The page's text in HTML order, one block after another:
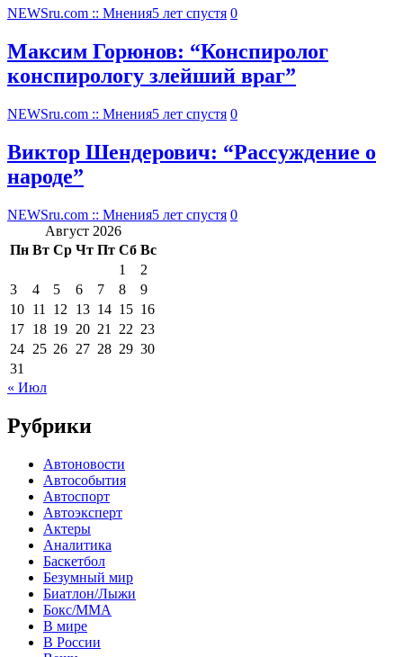
NEWSru.com :: Мнения5 лет спустя 0
Максим Горюнов: “Конспиролог
конспирологу злейший враг”
NEWSru.com :: Мнения5 лет спустя 0
Виктор Шендерович: “Рассуждение о
народе”
NEWSru.com :: Мнения5 лет спустя 0
Август 2026
Пн Вт Ср Чт Пт Сб Вс
1
2
3
4 5 6 7 8
9
10 11 12 13 14 15 16
17 18 19 20 21 22 23
24 25 26 27 28 29 30
31
« Июл
Рубрики
Автоновости
Автособытия
Автоспорт
Автоэксперт
Актеры
Аналитика
Баскетбол
Безумный мир
Биатлон/Лыжи
Бокс/MMA
В мире
В России